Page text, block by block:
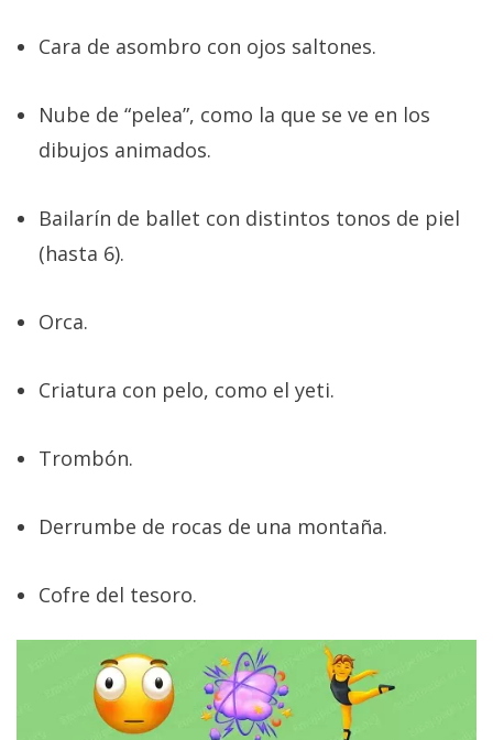
(CC) 2006-
derechos
Cara de asombro con ojos saltones.
Nube de “pelea”, como la que se ve en los
dibujos animados.
Bailarín de ballet con distintos tonos de piel
(hasta 6).
Orca.
Criatura con pelo, como el yeti.
Trombón.
Derrumbe de rocas de una montaña.
Cofre del tesoro.